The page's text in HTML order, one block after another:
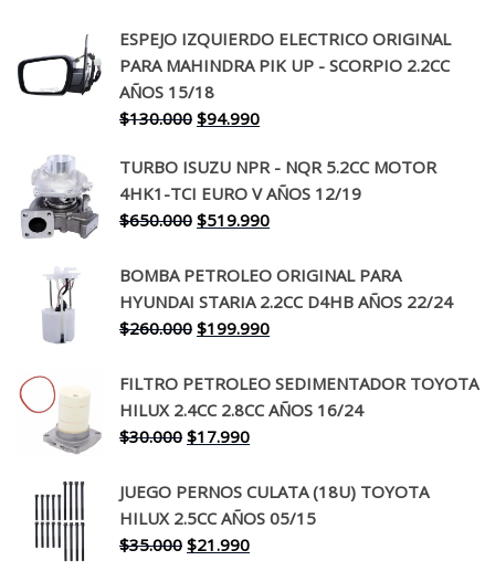
ESPEJO IZQUIERDO ELECTRICO ORIGINAL
PARA MAHINDRA PIK UP - SCORPIO 2.2CC
AÑOS 15/18
$130.000 El
original
era:
$130.000.
$94.990El
actual
es:
$94.990.
TURBO ISUZU NPR - NQR 5.2CC MOTOR
4HK1-TCI EURO V AÑOS 12/19
$650.000 El
original
era:
$650.000.
$519.990El
actual
es:
$519.990.
BOMBA PETROLEO ORIGINAL PARA
HYUNDAI STARIA 2.2CC D4HB AÑOS 22/24
$260.000 El
original
era:
$260.000.
$199.990El
actual
es:
FILTRO PETROLEO SEDIMENTADOR TOYOTA
HILUX 2.4CC 2.8CC AÑOS 16/24
$30.000 El
original
era:
$30.000.
$17.990El
actual
es:
$17.990.
JUEGO PERNOS CULATA (18U) TOYOTA
HILUX 2.5CC AÑOS 05/15
$35.000 El
$21.990El